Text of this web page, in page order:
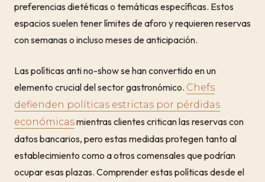
preferencias dietéticas o temáticas específicas. Estos
espacios suelen tener límites de aforo y requieren reservas
con semanas o incluso meses de anticipación.
Las políticas anti no-show se han convertido en un
elemento crucial del sector gastronómico. Chefs
defienden políticas estrictas por pérdidas
económicasmientras clientes critican las reservas con
datos bancarios, pero estas medidas protegen tanto al
establecimiento como a otros comensales que podrían
ocupar esas plazas. Comprender estas políticas desde el